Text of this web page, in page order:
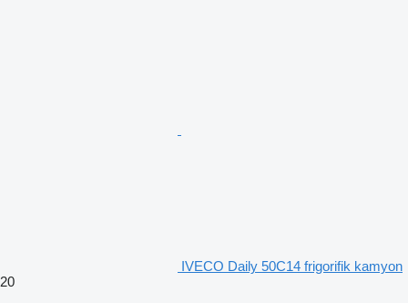
IVECO Daily 50C14 frigorifik kamyon
20